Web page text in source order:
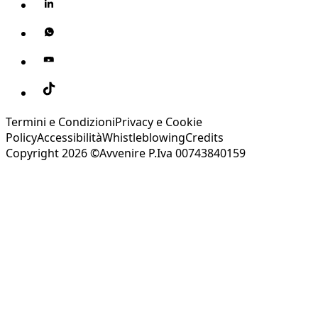
Termini e CondizioniPrivacy e Cookie
PolicyAccessibilitàWhistleblowingCredits
Copyright 2026 ©Avvenire P.Iva 00743840159